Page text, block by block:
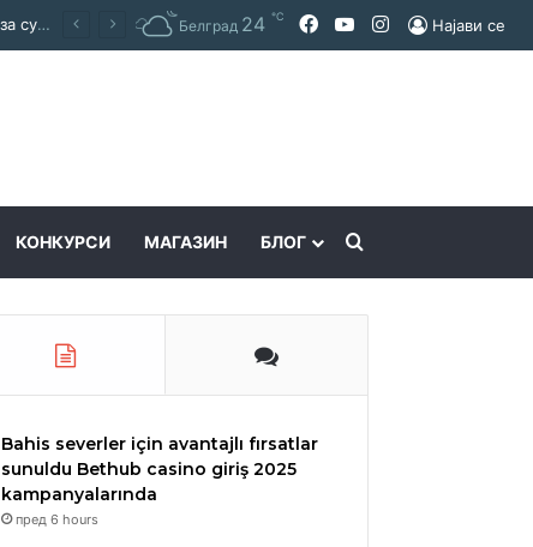
Покраинска поддршка за работата на Македонскиот национален совет: потпишан договор за суфинансирање на активностите Белград 24 ℃ Facebook
YouTubeInstagram
Најави се
КОНКУРСИ МАГАЗИН БЛОГ
Bahis severler için avantajlı fırsatlar
sunuldu Bethub casino giriş 2025
kampanyalarında
пред 6 hours